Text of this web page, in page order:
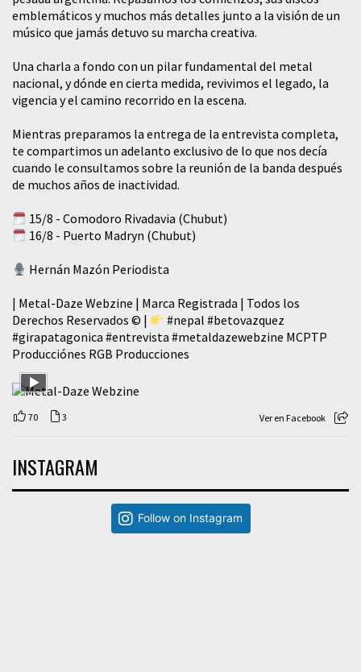
emblemáticos y muchos más detalles junto a la visión de un
músico que jamás detuvo su marcha creativa.
​Una charla a fondo con un pilar fundamental del metal
nacional, y dónde en cierta medida, revivimos el legado, la
vigencia y el camino recorrido en la escena.
Mientras preparamos la entrega de la entrevista completa,
te compartimos un adelanto exclusivo de lo que nos decía
cuando le consultamos sobre la reunión de la banda después
de muchos años de inactividad.
15/8 - Comodoro Rivadavia (Chubut)
16/8 - Puerto Madryn (Chubut)
Hernán Mazón Periodista
| Metal-Daze Webzine | Marca Registrada | Todos los
Derechos Reservados © |
#nepal #betovazquez
#girapatagonica #entrevista #metaldazewebzine MCPTP
Producciónes RGB Producciones
70 3 Ver en Facebook
INSTAGRAM
Follow on Instagram